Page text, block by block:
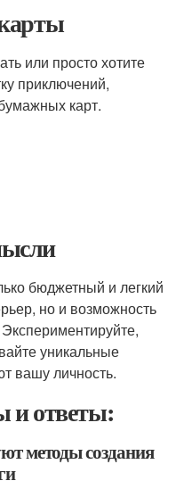
или просто хотите
приключений,
карт.
бюджетный и легкий
но и возможность
уникальные
вашу личность.
и ответы:
методы создания